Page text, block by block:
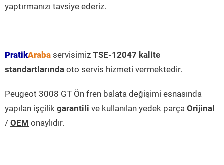
yaptırmanızı tavsiye ederiz.
PratikAraba servisimiz TSE-12047 kalite
standartlarında oto servis hizmeti vermektedir.
Peugeot 3008 GT Ön fren balata değişimi esnasında
yapılan işçilik garantili ve kullanılan yedek parça Orijinal
/ OEM onaylıdır.